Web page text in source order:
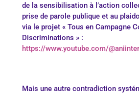
de la sensibilisation à l’action
prise de parole publique et au
via le projet « Tous en Campagne
Discriminations » :
https://www.youtube.com/
Mais une autre contradiction